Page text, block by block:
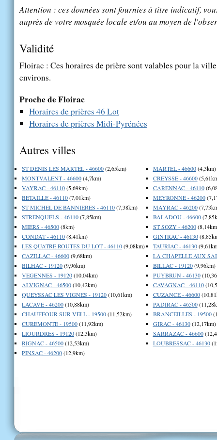
Attention : ces données sont fournies à titre indicatif,
auprès de votre mosquée locale et/ou au moyen de
Validité
Floirac : Ces horaires de prière sont valables pour la
environs.
Proche de Floirac
Horaires de prières 46 Lot
Horaires de prières Midi-Pyrénées
Autres villes
ST DENIS LES MARTEL - 46600(2,65km)
MONTVALENT - 46600(4,7km)
VAYRAC - 46110(5,69km)
BETAILLE - 46110(7,01km)
ST MICHEL DE BANNIERES - 46110(7,38km)
STRENQUELS - 46110(7,85km)
MIERS - 46500(8km)
CONDAT - 46110(8,41km)
LES QUATRE ROUTES DU LOT - 46110(9,08km)
CAZILLAC - 46600(9,68km)
BILHAC - 19120(9,96km)
VEGENNES - 19120(10,04km)
ALVIGNAC - 46500(10,42km)
QUEYSSAC LES VIGNES - 19120(10,61km)
LACAVE - 46200(10,88km)
CHAUFFOUR SUR VELL - 19500(11,52km)
CUREMONTE - 19500(11,92km)
LIOURDRES - 19120(12,3km)
RIGNAC - 46500(12,53km)
PINSAC - 46200(12,9km)
MARTEL - 46600(4,3km)
CREYSSE - 46600
CARENNAC - 46110
MEYRONNE - 46200
MAYRAC - 46200
BALADOU - 46600
ST SOZY - 46200
GINTRAC - 46130
TAURIAC - 46130
LA CHAPELLE AUX
BILLAC - 19120(9,96km)
PUYBRUN - 46130
CAVAGNAC - 46110
CUZANCE - 46600
PADIRAC - 46500
BRANCEILLES - 19500
GIRAC - 46130(12,17km)
SARRAZAC - 46600
LOUBRESSAC - 46130